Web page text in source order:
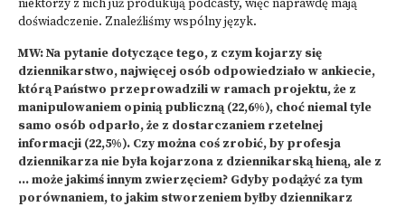
niektórzy z nich już produkują podcasty, więc naprawdę mają
doświadczenie. Znaleźliśmy wspólny język.
MW: Na pytanie dotyczące tego, z czym kojarzy się
dziennikarstwo, najwięcej osób odpowiedziało w ankiecie,
którą Państwo przeprowadzili w ramach projektu, że z
manipulowaniem opinią publiczną (22,6%), choć niemal tyle
samo osób odparło, że z dostarczaniem rzetelnej
informacji (22,5%). Czy można coś zrobić, by profesja
dziennikarza nie była kojarzona z dziennikarską hieną, ale z
… może jakimś innym zwierzęciem? Gdyby podążyć za tym
porównaniem, to jakim stworzeniem byłby dziennikarz